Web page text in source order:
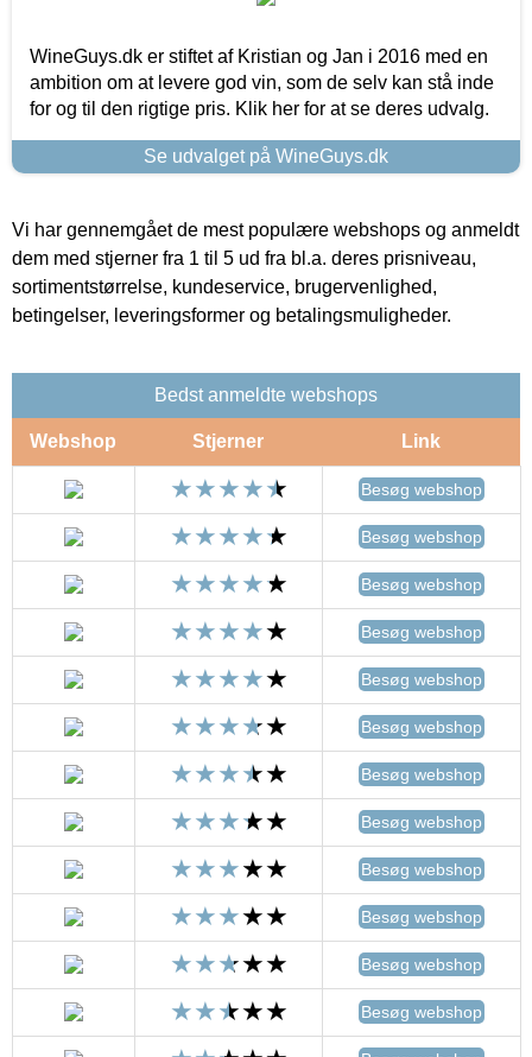
WineGuys.dk er stiftet af Kristian og Jan i 2016 med en
ambition om at levere god vin, som de selv kan stå inde
for og til den rigtige pris. Klik her for at se deres udvalg.
Se udvalget på WineGuys.dk
Vi har gennemgået de mest populære webshops og anmeldt
dem med stjerner fra 1 til 5 ud fra bl.a. deres prisniveau,
sortimentstørrelse, kundeservice, brugervenlighed,
betingelser, leveringsformer og betalingsmuligheder.
Bedst anmeldte webshops
Webshop Stjerner Link
Besøg webshop
Besøg webshop
Besøg webshop
Besøg webshop
Besøg webshop
Besøg webshop
Besøg webshop
Besøg webshop
Besøg webshop
Besøg webshop
Besøg webshop
Besøg webshop